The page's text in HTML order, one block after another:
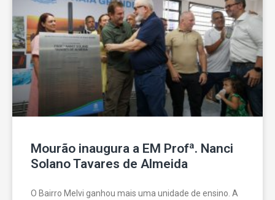
Mourão inaugura a EM Profª. Nanci
Solano Tavares de Almeida
O Bairro Melvi ganhou mais uma unidade de ensino. A